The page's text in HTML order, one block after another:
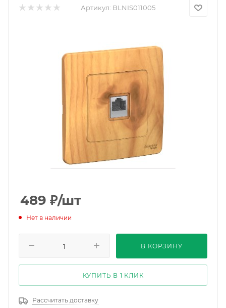
Артикул: BLNIS011005
489 ₽/шт
Нет в наличии
В КОРЗИНУ
КУПИТЬ В 1 КЛИК
Рассчитать доставку